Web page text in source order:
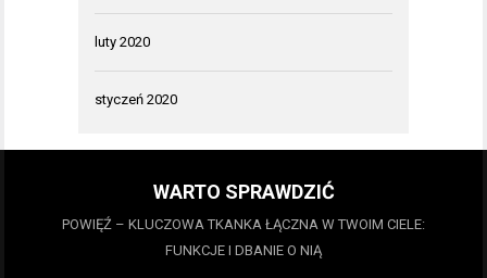
luty 2020
styczeń 2020
WARTO SPRAWDZIĆ
POWIĘŹ – KLUCZOWA TKANKA ŁĄCZNA W TWOIM CIELE:
FUNKCJE I DBANIE O NIĄ